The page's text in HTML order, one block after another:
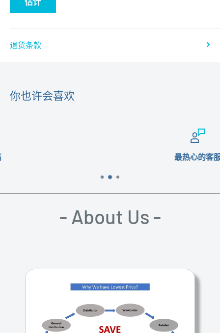
退货条款
你也许会喜欢
- About Us -